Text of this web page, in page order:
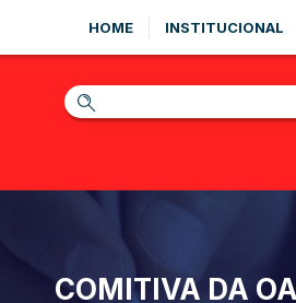
HOME INSTITUCIONAL
COMITIVA DA